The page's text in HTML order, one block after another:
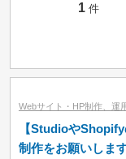
1 件
Webサイト・HP制作、運
【Studioや
制作をお願いしま